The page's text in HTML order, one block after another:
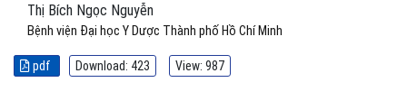
Thị Bích Ngọc Nguyễn
Bệnh viện Đại học Y Dược Thành phố Hồ Chí Minh
pdf Download: 423 View: 987